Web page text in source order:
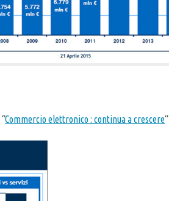
Commercio elettronico : continua a crescere“